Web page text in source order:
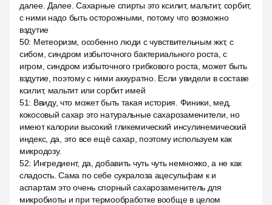
далее. Далее. Сахарные спирты это ксилит, мальтит, сорбит,
с ними надо быть осторожными, потому что возможно
вздутие
50: Метеоризм, особенно люди с чувствительным жкт, с
сибом, синдром избыточного бактериального роста, с
игром, синдром избыточного грибкового роста, может быть
вздутие, поэтому с ними аккуратно. Если увидели в составе
ксилит, мальтит или сорбит имей
51: Ввиду, что может быть такая история. Финики, мед,
кокосовый сахар это натуральные сахарозаменители, но
имеют калории высокий гликемический инсулинемический
индекс, да, это все ещё сахар, поэтому используем как
микродозу.
52: Ингредиент, да, добавить чуть чуть немножко, а не как
сладость. Сама по себе сукралоза ацесульфам к и
аспартам это очень спорный сахарозаменитель для
микробиоты и при термообработке вообще в целом